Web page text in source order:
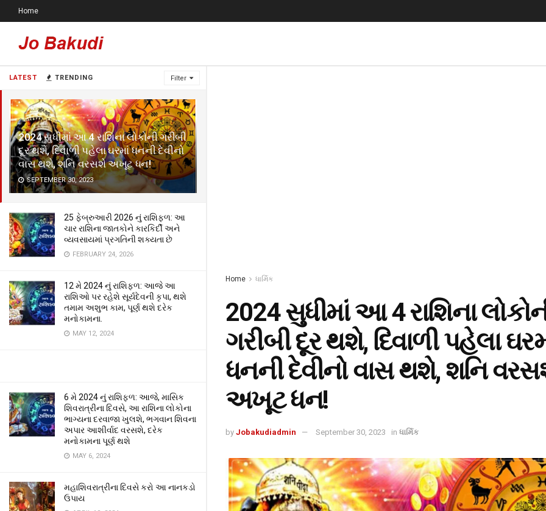
LATEST TRENDING Filter
2024 સુધીમાં આ 4 રાશિના લોકોની ગરીબી
દૂર થશે, દિવાળી પહેલા ઘરમાં ધનની દેવીનો
વાસ થશે, શનિ વરસશે અખૂટ ધન!
SEPTEMBER 30, 2023
25 ફેબ્રુઆરી 2026 નું રાશિફળ: આ
ચાર રાશિના જાતકોને કારકિર્દી અને
વ્યવસાયમાં પ્રગતિની શક્યતા છે
FEBRUARY 24, 2026
12 મે 2024 નું રાશિફળ: આજે આ
રાશિઓ પર રહેશે સૂર્યદેવની કૃપા, થશે
તમામ અશુભ કામ, પૂર્ણ થશે દરેક
મનોકામના.
MAY 12, 2024
6 મે 2024 નું રાશિફળ: આજે, માસિક
શિવરાત્રીના દિવસે, આ રાશિના લોકોના
ભાગ્યના દરવાજા ખુલશે, ભગવાન શિવના
અપાર આશીર્વાદ વરસશે, દરેક
મનોકામના પૂર્ણ થશે
MAY 6, 2024
મહાશિવરાત્રીના દિવસે કરો આ નાનકડો
ઉપાય
Home
Home ધાર્મિક
2024 સુધીમાં આ 4 રાશિના
ગરીબી દૂર થશે, દિવાળી પહેલા
ધનની દેવીનો વાસ થશે, શનિ
અખૂટ ધન!
by Jobakudiadmin September 30, 2023 in ધાર્મિક